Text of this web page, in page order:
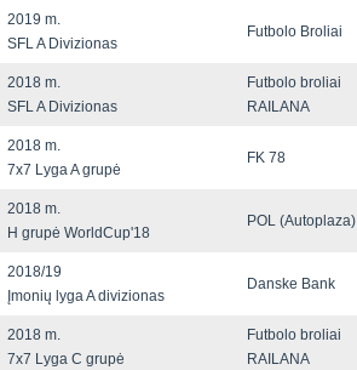
2019 m.
SFL A Divizionas
Futbolo Broliai
2018 m.
SFL A Divizionas
Futbolo broliai
RAILANA
2018 m.
7x7 Lyga A grupė
FK 78
2018 m.
H grupė WorldCup'18
POL (Autoplaza)
2018/19
Įmonių lyga A divizionas
Danske Bank
2018 m.
7x7 Lyga C grupė
Futbolo broliai
RAILANA